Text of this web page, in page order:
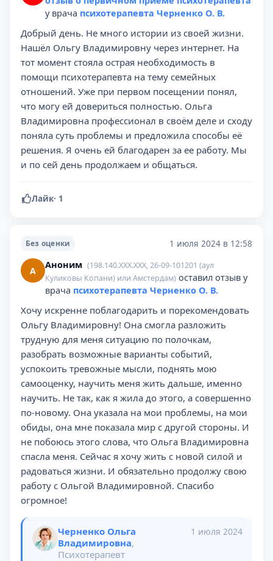
у врача психотерапевта Черненко О. В.
Добрый день. Не много истории из своей жизни.
Нашёл Ольгу Владимировну через интернет. На
тот момент стояла острая необходимость в
помощи психотерапевта на тему семейных
отношений. Уже при первом посещении понял,
что могу ей довериться полностью. Ольга
Владимировна профессионал в своём деле и сходу
поняла суть проблемы и предложила способы её
решения. Я очень ей благодарен за ее работу. Мы
и по сей день продолжаем и общаться.
Лайк· 1
Без оценки 1 июля 2024 в 12:58
А Аноним (198.140.XXX.XXX, 26-09-101201 (аул
Куликовы Копани) или Амстердам) оставил отзыв у
врача психотерапевта Черненко О. В.
Хочу искренне поблагодарить и порекомендовать
Ольгу Владимировну! Она смогла разложить
трудную для меня ситуацию по полочкам,
разобрать возможные варианты событий,
успокоить тревожные мысли, поднять мою
самооценку, научить меня жить дальше, именно
научить. Не так, как я жила до этого, а совершенно
по-новому. Она указала на мои проблемы, на мои
обиды, она мне показала мир с другой стороны. И
не побоюсь этого слова, что Ольга Владимировна
спасла меня. Сейчас я хочу жить с новой силой и
радоваться жизни. И обязательно продолжу свою
работу с Ольгой Владимировной. Спасибо
огромное!
Черненко Ольга
Владимировна,
Психотерапевт
1 июля 2024